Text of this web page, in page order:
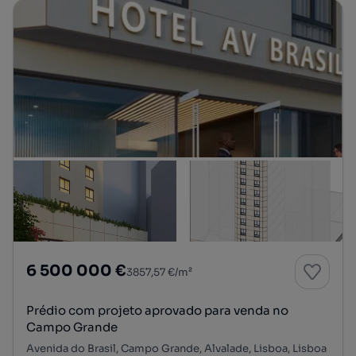
6 500 000 €3857,57 €/m²
Prédio com projeto aprovado para venda no
Campo Grande
Avenida do Brasil, Campo Grande, Alvalade, Lisboa, Lisboa